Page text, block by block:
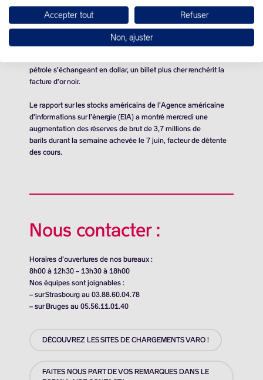
et attendant des clarifications sur la trajectoire de l’inflation
américaine, donc de la Fed et des taux.
La force du dollar, qui a encore pris 0,31% par rapport à l’euro
pétrole s’échangeant en dollar, un billet plus cher renchérit la
facture d’or noir.
Le rapport sur les stocks américains de l’Agence américaine
d’informations sur l’énergie (EIA) a montré mercredi une
augmentation des réserves de brut de 3,7 millions de
barils durant la semaine achevée le 7 juin, facteur de détente
des cours.
Nous contacter :
Horaires d’ouvertures de nos bureaux :
8h00 à 12h30 – 13h30 à 18h00
Nos équipes sont joignables :
– sur Strasbourg au 03.88.60.04.78
– sur Bruges au 05.56.11.01.40
DÉCOUVREZ LES SITES DE CHARGEMENTS VARO !
FAITES NOUS PART DE VOS REMARQUES DANS LE
Accepter tout Refuser
Non, ajuster